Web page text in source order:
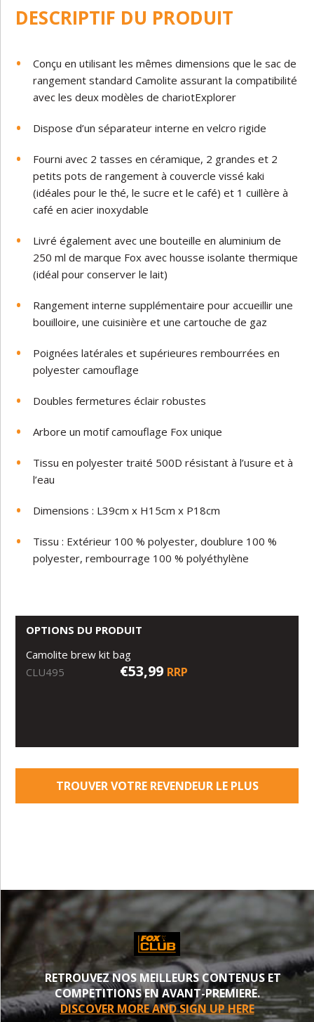
DESCRIPTIF DU PRODUIT
Conçu en utilisant les mêmes dimensions que le sac de
rangement standard Camolite assurant la compatibilité
avec les deux modèles de chariotExplorer
Dispose d’un séparateur interne en velcro rigide
Fourni avec 2 tasses en céramique, 2 grandes et 2
petits pots de rangement à couvercle vissé kaki
(idéales pour le thé, le sucre et le café) et 1 cuillère à
café en acier inoxydable
Livré également avec une bouteille en aluminium de
250 ml de marque Fox avec housse isolante thermique
(idéal pour conserver le lait)
Rangement interne supplémentaire pour accueillir une
bouilloire, une cuisinière et une cartouche de gaz
Poignées latérales et supérieures rembourrées en
polyester camouflage
Doubles fermetures éclair robustes
Arbore un motif camouflage Fox unique
Tissu en polyester traité 500D résistant à l’usure et à
l’eau
Dimensions : L39cm x H15cm x P18cm
Tissu : Extérieur 100 % polyester, doublure 100 %
polyester, rembourrage 100 % polyéthylène
OPTIONS DU PRODUIT
Camolite brew kit bag
CLU495
€53,99 RRP
TROUVER VOTRE REVENDEUR LE PLUS
RETROUVEZ NOS MEILLEURS CONTENUS ET
COMPETITIONS EN AVANT-PREMIERE.
DISCOVER MORE AND SIGN UP HERE